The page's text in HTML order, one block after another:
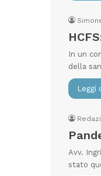
In un
della
Leggi
Avv.
stato